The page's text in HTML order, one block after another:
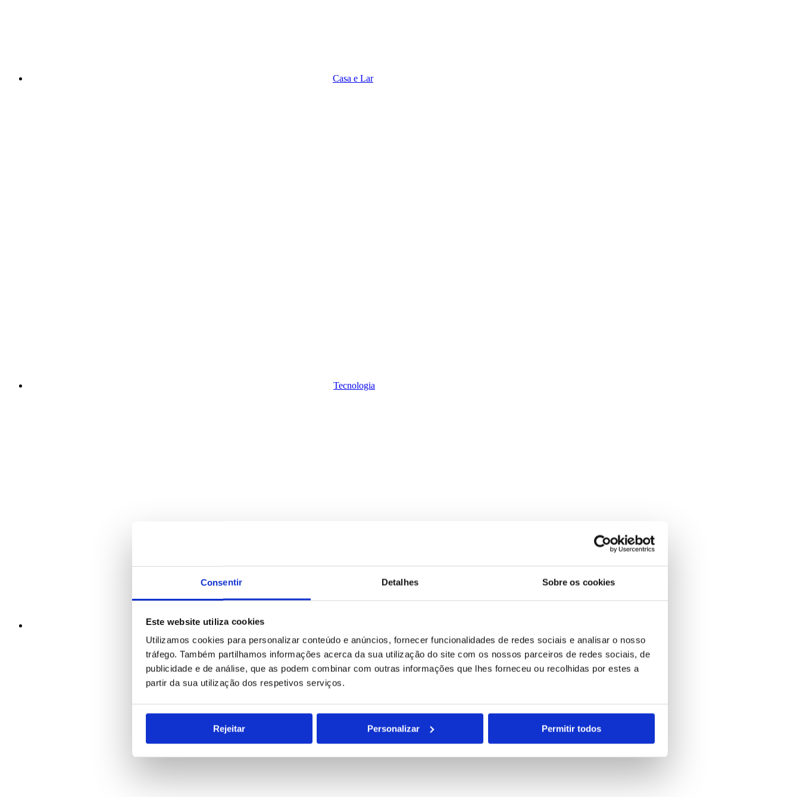
Consentir Detalhes Sobre os cookies
Este website utiliza cookies
Utilizamos cookies para personalizar conteúdo e anúncios, fornecer funcionalidades de redes sociais e analisar o nosso
tráfego. Também partilhamos informações acerca da sua utilização do site com os nossos parceiros de redes sociais, de
publicidade e de análise, que as podem combinar com outras informações que lhes forneceu ou recolhidas por estes a
partir da sua utilização dos respetivos serviços.
Rejeitar Personalizar Permitir todos
Casa e Lar
Tecnologia